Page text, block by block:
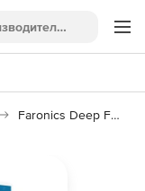
Faronics Deep Freeze